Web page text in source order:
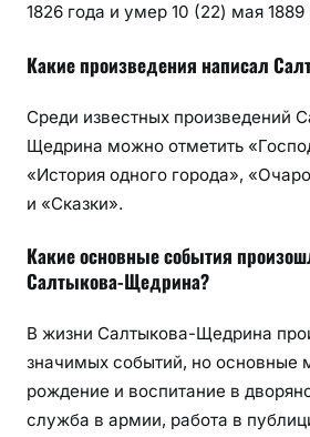
1826 года и умер 10 (22) мая 1889
Какие произведения написал
Среди известных произведений
Щедрина можно отметить
«История одного города»,
и «Сказки».
Какие основные события
Салтыкова-Щедрина?
В жизни Салтыкова-Щедрина
значимых событий, но основные
рождение и воспитание в
служба в армии, работа в